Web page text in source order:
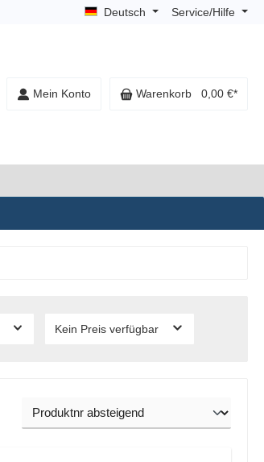
Deutsch Service/Hilfe
Mein Konto Warenkorb 0,00 €*
Kein Preis verfügbar